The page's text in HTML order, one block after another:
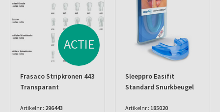
ACTIE
Frasaco Stripkronen 443
Transparant
Artikelnr.: 296443
Sleeppro Easifit
Standard Snurkbeugel
Artikelnr.: 185020